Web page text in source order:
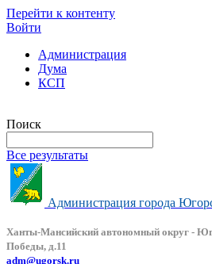
Перейти к контенту
Войти
Администрация
Дума
КСП
Поиск
Все результаты
Администрация города
Ханты-Мансийский автономный округ -
Победы, д.11
adm@ugorsk.ru